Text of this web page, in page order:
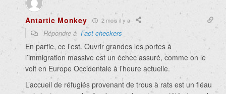
Antartic Monkey 2 mois il y a
Répondre à Fact checkers
En partie, ce l’est. Ouvrir grandes les portes à
l’immigration massive est un échec assuré, comme on le
voit en Europe Occidentale à l’heure actuelle.
L’accueil de réfugiés provenant de trous à rats est un fléau